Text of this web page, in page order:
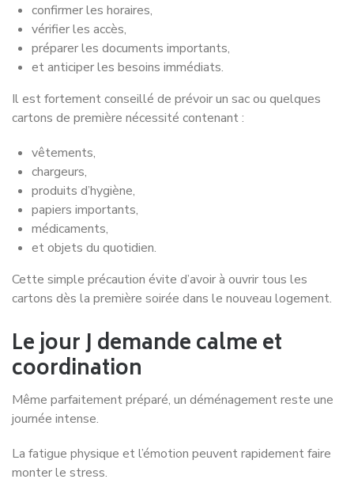
confirmer les horaires,
vérifier les accès,
préparer les documents importants,
et anticiper les besoins immédiats.
Il est fortement conseillé de prévoir un sac ou quelques
cartons de première nécessité contenant :
vêtements,
chargeurs,
produits d’hygiène,
papiers importants,
médicaments,
et objets du quotidien.
Cette simple précaution évite d’avoir à ouvrir tous les
cartons dès la première soirée dans le nouveau logement.
Le jour J demande calme et
coordination
Même parfaitement préparé, un déménagement reste une
journée intense.
La fatigue physique et l’émotion peuvent rapidement faire
monter le stress.